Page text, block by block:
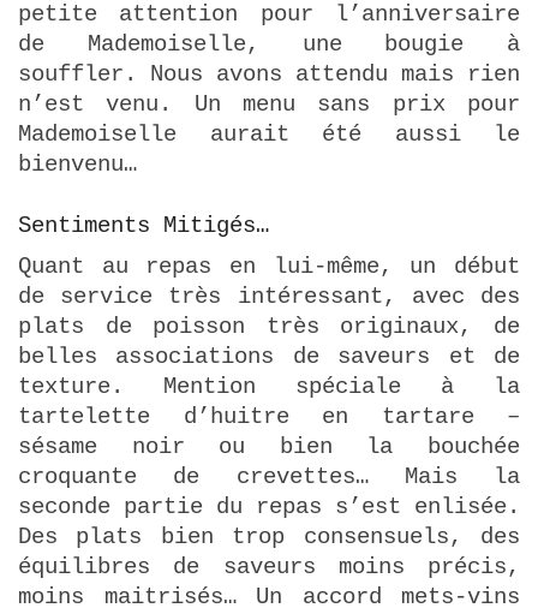
petite attention pour l’anniversaire
de Mademoiselle, une bougie à
souffler. Nous avons attendu mais rien
n’est venu. Un menu sans prix pour
Mademoiselle aurait été aussi le
bienvenu…
Sentiments Mitigés…
Quant au repas en lui-même, un début
de service très intéressant, avec des
plats de poisson très originaux, de
belles associations de saveurs et de
texture. Mention spéciale à la
tartelette d’huitre en tartare –
sésame noir ou bien la bouchée
croquante de crevettes… Mais la
seconde partie du repas s’est enlisée.
Des plats bien trop consensuels, des
équilibres de saveurs moins précis,
moins maitrisés… Un accord mets-vins